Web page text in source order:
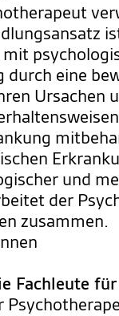
durch eine
Ursachen
und
der
zusammen.
Fachleute